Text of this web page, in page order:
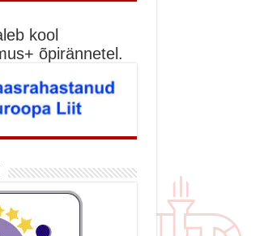
kool
õpirännetel.